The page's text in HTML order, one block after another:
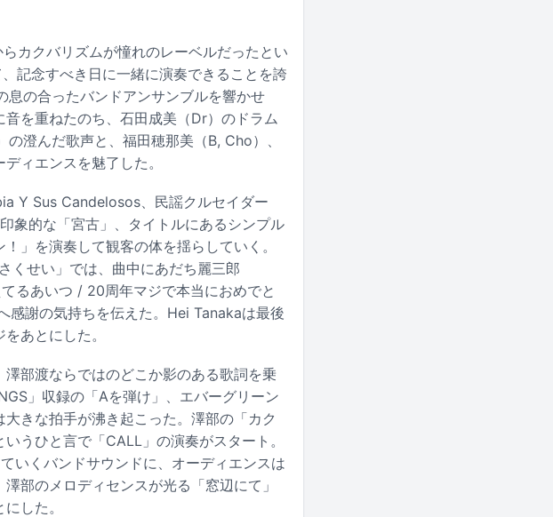
カクバリズムが憧れのレーベルだったとい
記念すべき日に一緒に演奏できることを誇
の合ったバンドアンサンブルを響かせ
を重ねたのち、石田成美（Dr）のドラム
澄んだ歌声と、福田穂那美（B, Cho）、
ィエンスを魅了した。
Y Sus Candelosos、民謡クルセイダー
象的な「宮古」、タイトルにあるシンプル
」を演奏して観客の体を揺らしていく。
くせい」では、曲中にあだち麗三郎
るあいつ / 20周年マジで本当におめでと
感謝の気持ちを伝えた。Hei Tanakaは最後
あとにした。
部渡ならではのどこか影のある歌詞を乗
」収録の「Aを弾け」、エバーグリーン
きな拍手が沸き起こった。澤部の「カク
うひと言で「CALL」の演奏がスタート。
いくバンドサウンドに、オーディエンスは
部のメロディセンスが光る「窓辺にて」
した。